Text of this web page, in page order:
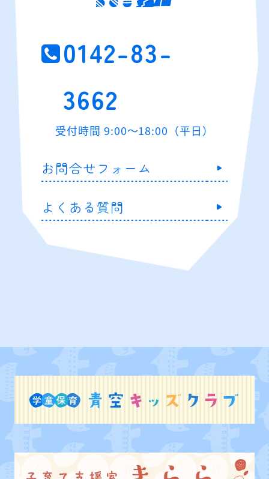
0142-83-
3662
受付時間 9:00～18:00（平日）
お問合せフォーム
よくある質問